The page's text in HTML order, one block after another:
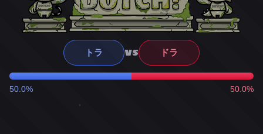
トラ VS ドラ
50.0% 50.0%